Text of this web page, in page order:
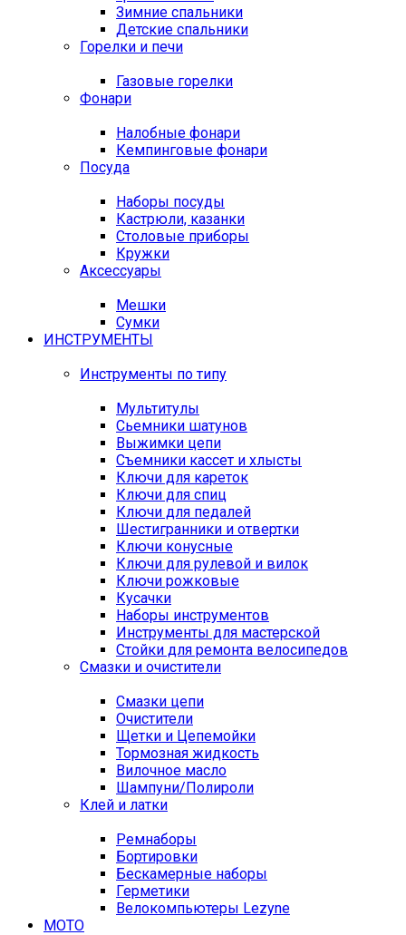
Зимние спальники
Детские спальники
Горелки и печи
Газовые горелки
Фонари
Налобные фонари
Кемпинговые фонари
Посуда
Наборы посуды
Кастрюли, казанки
Столовые приборы
Кружки
Аксессуары
Мешки
Сумки
ИНСТРУМЕНТЫ
Инструменты по типу
Мультитулы
Сьемники шатунов
Выжимки цепи
Съемники кассет и хлысты
Ключи для кареток
Ключи для спиц
Ключи для педалей
Шестигранники и отвертки
Ключи конусные
Ключи для рулевой и вилок
Ключи рожковые
Кусачки
Наборы инструментов
Инструменты для мастерской
Стойки для ремонта велосипедов
Смазки и очистители
Смазки цепи
Очистители
Щетки и Цепемойки
Тормозная жидкость
Вилочное масло
Шампуни/Полироли
Клей и латки
Ремнаборы
Бортировки
Бескамерные наборы
Герметики
Велокомпьютеры Lezyne
МОТО